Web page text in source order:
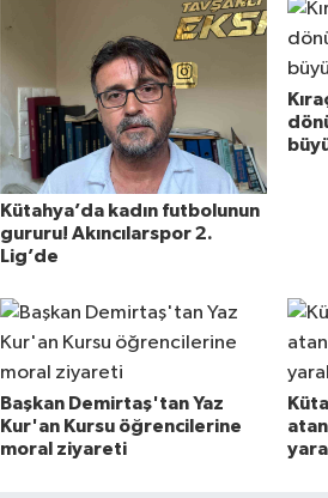
Kütahya’da kadın futbolunun
gururu! Akıncılarspor 2.
Lig’de
Başkan Demirtaş'tan Yaz
Kur'an Kursu öğrencilerine
moral ziyareti